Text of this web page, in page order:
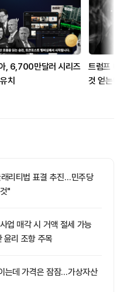
, 6,700만달러 시리즈
치
트럼프
것 얻는
리티법 표결 추진…민주당
"
업 매각 시 거액 절세 가능
윤리 조항 주목
는데 가격은 잠잠…가상자산